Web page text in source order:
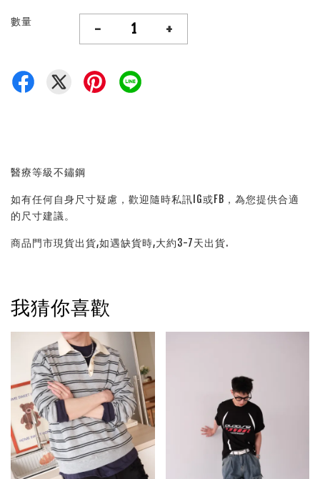
數量 - +
醫療等級不鏽鋼
如有任何自身尺寸疑慮，歡迎隨時私訊IG或FB，為您提供合適
的尺寸建議。
商品門市現貨出貨,如遇缺貨時,大約3-7天出貨.
我猜你喜歡